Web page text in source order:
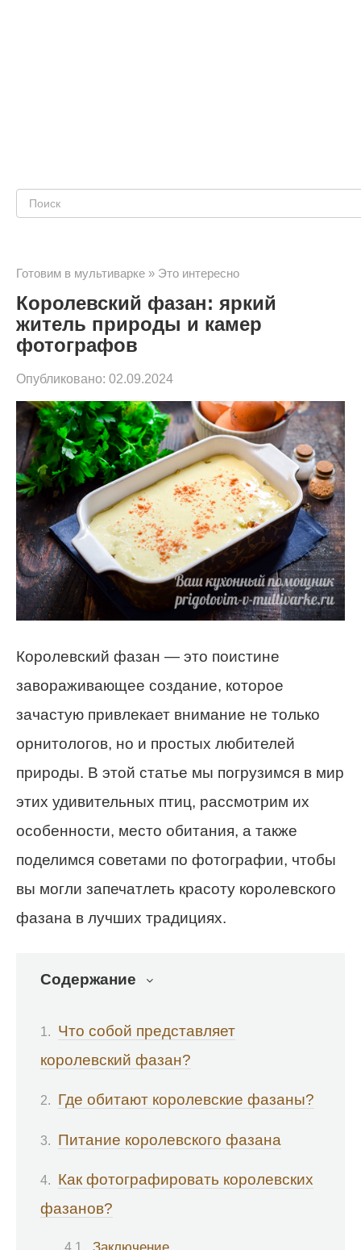
Поиск:
Готовим в мультиварке » Это интересно
Королевский фазан: яркий
житель природы и камер
фотографов
Опубликовано: 02.09.2024
Королевский фазан — это поистине
завораживающее создание, которое
зачастую привлекает внимание не только
орнитологов, но и простых любителей
природы. В этой статье мы погрузимся в мир
этих удивительных птиц, рассмотрим их
особенности, место обитания, а также
поделимся советами по фотографии, чтобы
вы могли запечатлеть красоту королевского
фазана в лучших традициях.
Содержание
Что собой представляет
королевский фазан?
Где обитают королевские фазаны?
Питание королевского фазана
Как фотографировать королевских
фазанов?